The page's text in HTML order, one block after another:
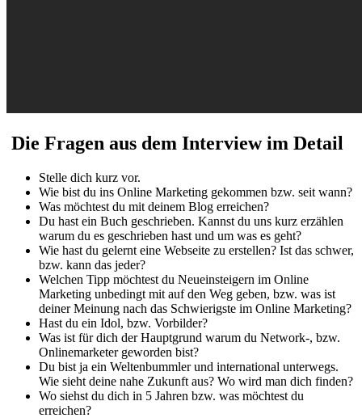
Die Fragen aus dem Interview im Detail
Stelle dich kurz vor.
Wie bist du ins Online Marketing gekommen bzw. seit wann?
Was möchtest du mit deinem Blog erreichen?
Du hast ein Buch geschrieben. Kannst du uns kurz erzählen
warum du es geschrieben hast und um was es geht?
Wie hast du gelernt eine Webseite zu erstellen? Ist das schwer,
bzw. kann das jeder?
Welchen Tipp möchtest du Neueinsteigern im Online
Marketing unbedingt mit auf den Weg geben, bzw. was ist
deiner Meinung nach das Schwierigste im Online Marketing?
Hast du ein Idol, bzw. Vorbilder?
Was ist für dich der Hauptgrund warum du Network-, bzw.
Onlinemarketer geworden bist?
Du bist ja ein Weltenbummler und international unterwegs.
Wie sieht deine nahe Zukunft aus? Wo wird man dich finden?
Wo siehst du dich in 5 Jahren bzw. was möchtest du
erreichen?